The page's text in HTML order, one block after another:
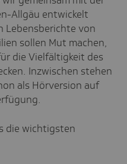
Allgäu entwickelt
Lebensberichte von
sollen Mut machen,
die Vielfältigkeit des
Inzwischen stehen
als Hörversion auf
die wichtigsten